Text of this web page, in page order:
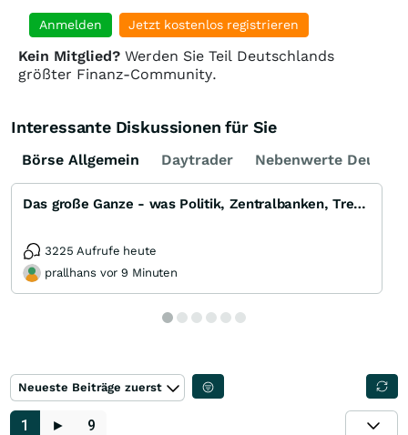
Anmelden Jetzt kostenlos registrieren
Kein Mitglied? Werden Sie Teil Deutschlands
größter Finanz-Community.
Interessante Diskussionen für Sie
Börse Allgemein Daytrader Nebenwerte
Das große Ganze - was Politik, Zentralbanken, Trends, Medien und Gesellschaft mit Aktien, Rohstoffen
3225 Aufrufe heute
prallhans vor 9 Minuten
Neueste Beiträge zuerst
1 ► 9